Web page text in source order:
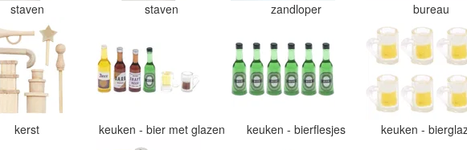
staven staven zandloper bureau
kerst keuken - bier met glazen keuken - bierflesjes keuken -